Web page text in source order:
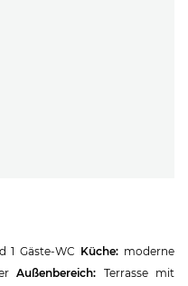
1 Gäste-WC Küche: moderne
Außenbereich: Terrasse mit